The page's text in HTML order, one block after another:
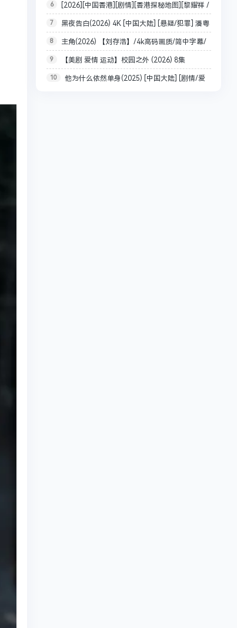
霆] [24集全][4K+1080P/单集426MB/国语中字]
6 [2026][中国香港][剧情][香港探秘地图][黎耀祥 /
龚嘉欣 / 丁子朗][全20集]（更至01集）
7 黑夜告白(2026) 4K [中国大陆] [悬疑/犯罪] 潘粤
明/王鹤棣 国语中字
8 主角(2026) 【刘存浩】/4k高码画质/简中字幕/
夸克/百度网盘资源【单集1～3GB】
9 【美剧 爱情 运动】校园之外 (2026) 8集
全/1080p/中文字幕【艾拉·布赖特 / 贝尔蒙特·卡梅
10 他为什么依然单身(2025) [中国大陆] [剧情/爱